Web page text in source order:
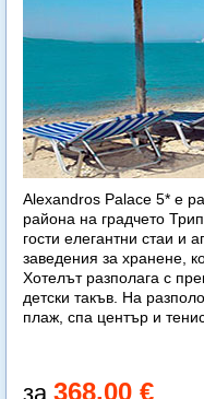
Alexandros Palace 5* e
района на градчето
гости елегантни стаи и
заведения за хранене,
Хотелът разполага с
детски такъв. На
плаж, спа център и
368.00 €